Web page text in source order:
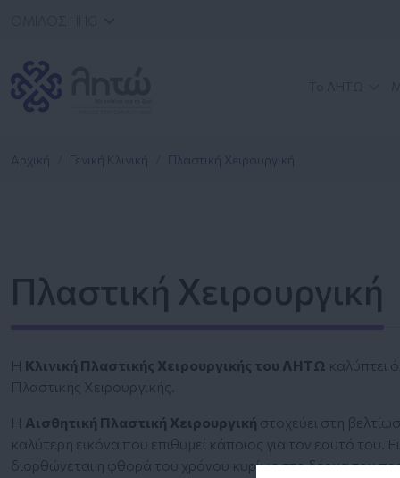
Αρχική Γενική Κλινική Πλαστική Χειρουργική
Πλαστική Χειρουργική
Η Κλινική Πλαστικής Χειρουργικής του ΛΗΤΩ καλύπτει
Πλαστικής Χειρουργικής.
H Αισθητική Πλαστική Χειρουργική στοχεύει στη
καλύτερη εικόνα που επιθυμεί κάποιος για τον εαυτό του.
διορθώνεται η φθορά του χρόνου κυρίως στο δέρμα του